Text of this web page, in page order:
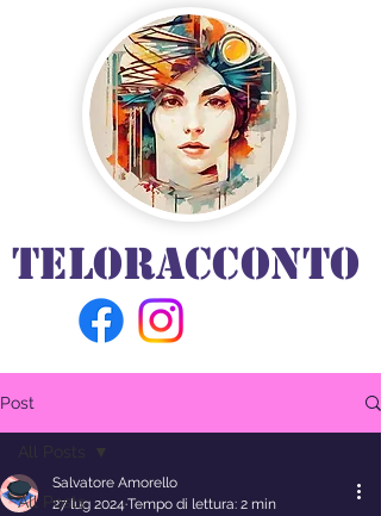
TELORACCONTO
Post
All Posts
Salvatore Amorello
27 lug 2024 Tempo di lettura: 2 min